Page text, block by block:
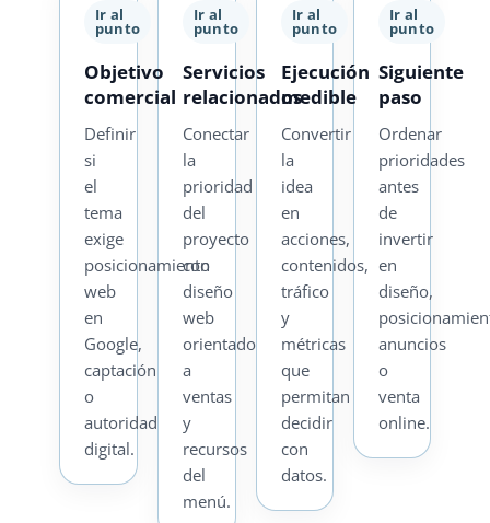
Ir al
punto
Objetivo
comercial
Definir
si
el
tema
exige
posicionamiento
web
en
Google,
captación
o
autoridad
digital.
Ir al
punto
Servicios
relacionados
Conectar
la
prioridad
del
proyecto
con
diseño
web
orientado
a
ventas
y
recursos
del
menú.
Ir al
punto
Ejecución
medible
Convertir
la
idea
en
acciones,
contenidos,
tráfico
y
métricas
que
permitan
decidir
con
datos.
Ir al
punto
Siguiente
paso
Ordenar
prioridades
antes
de
invertir
en
diseño,
anuncios
o
venta
online.